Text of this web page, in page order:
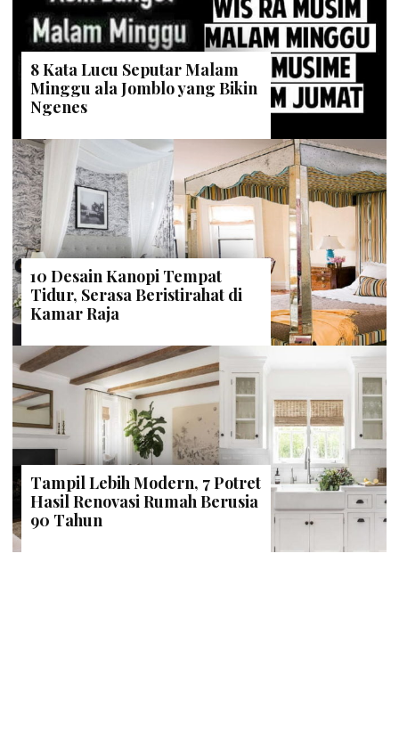
8 Kata Lucu Seputar Malam
Minggu ala Jomblo yang Bikin
Ngenes
10 Desain Kanopi Tempat
Tidur, Serasa Beristirahat di
Kamar Raja
Tampil Lebih Modern, 7 Potret
Hasil Renovasi Rumah Berusia
90 Tahun